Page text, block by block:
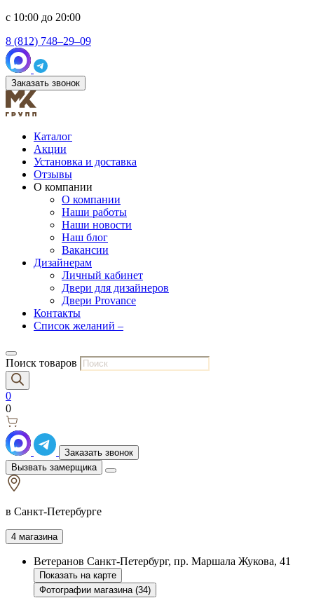
с 10:00 до 20:00
8 (812) 748–29–09
Заказать звонок
Каталог
Акции
Установка и доставка
Отзывы
О компании
О компании
Наши работы
Наши новости
Наш блог
Вакансии
Дизайнерам
Личный кабинет
Двери для дизайнеров
Двери Provance
Контакты
Список желаний –
Поиск товаров
0
0
Заказать звонок
Вызвать замерщика
в Санкт-Петербурге
4 магазина
Ветеранов Санкт-Петербург, пр. Маршала Жукова, 41
Показать на карте
Фотографии магазина (34)